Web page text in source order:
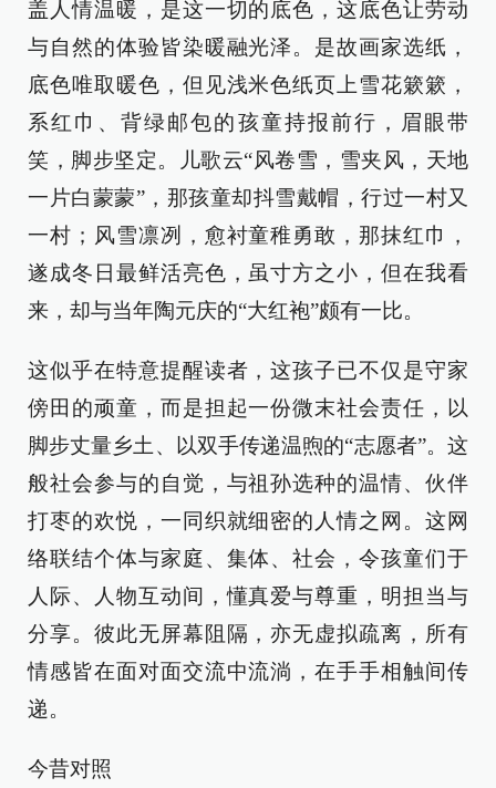
盖人情温暖，是这一切的底色，这底色让劳动
与自然的体验皆染暖融光泽。是故画家选纸，
底色唯取暖色，但见浅米色纸页上雪花簌簌，
系红巾、背绿邮包的孩童持报前行，眉眼带
笑，脚步坚定。儿歌云“风卷雪，雪夹风，天地
一片白蒙蒙”，那孩童却抖雪戴帽，行过一村又
一村；风雪凛冽，愈衬童稚勇敢，那抹红巾，
遂成冬日最鲜活亮色，虽寸方之小，但在我看
来，却与当年陶元庆的“大红袍”颇有一比。
这似乎在特意提醒读者，这孩子已不仅是守家
傍田的顽童，而是担起一份微末社会责任，以
脚步丈量乡土、以双手传递温煦的“志愿者”。这
般社会参与的自觉，与祖孙选种的温情、伙伴
打枣的欢悦，一同织就细密的人情之网。这网
络联结个体与家庭、集体、社会，令孩童们于
人际、人物互动间，懂真爱与尊重，明担当与
分享。彼此无屏幕阻隔，亦无虚拟疏离，所有
情感皆在面对面交流中流淌，在手手相触间传
递。
今昔对照